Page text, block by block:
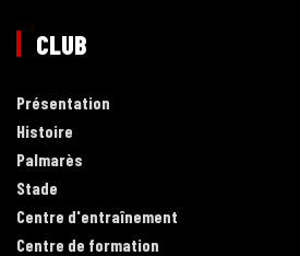
CLUB
Présentation
Histoire
Palmarès
Stade
Centre d'entraînement
Centre de formation